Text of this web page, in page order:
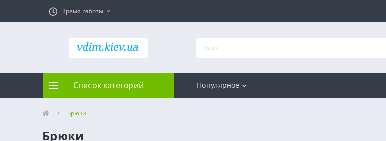
Время работы
Список категорий Популярное
Брюки
Брюки